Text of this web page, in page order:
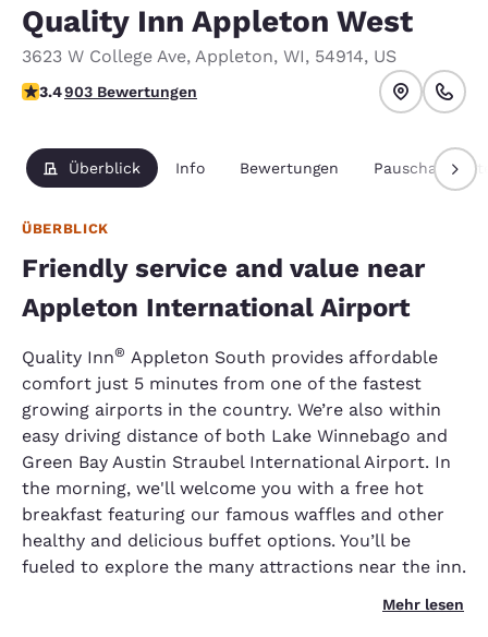
Quality Inn Appleton West
3623 W College Ave, Appleton, WI, 54914, US
3.41-Sterne-Bewertung. Gut.
3.4903 Bewertungen
Überblick Info Bewertungen
ÜBERBLICK
Friendly service and value near
Appleton International Airport
Quality Inn® Appleton South provides affordable
comfort just 5 minutes from one of the fastest
growing airports in the country. We’re also within
easy driving distance of both Lake Winnebago and
Green Bay Austin Straubel International Airport. In
the morning, we'll welcome you with a free hot
breakfast featuring our famous waffles and other
healthy and delicious buffet options. You’ll be
fueled to explore the many attractions near the inn.
Mehr lesen